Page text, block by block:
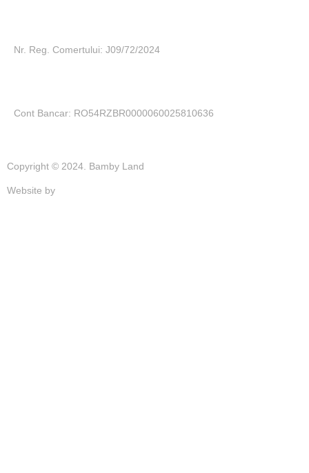
Nr. Reg. Comertului: J09/72/2024
Cont Bancar: RO54RZBR0000060025810636
Copyright © 2024. Bamby Land
Website by